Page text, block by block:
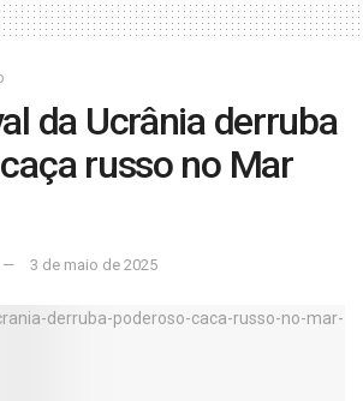
da Ucrânia derruba
russo no Mar
3 de maio de 2025